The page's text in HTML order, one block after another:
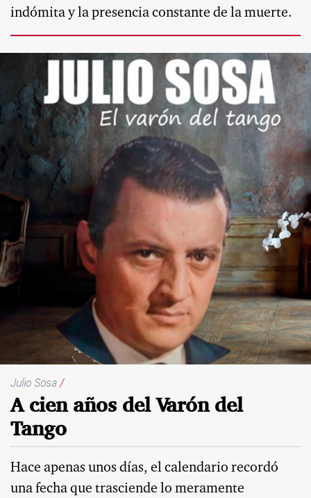
indómita y la presencia constante de la muerte.
Julio Sosa/
A cien años del Varón del
Tango
Hace apenas unos días, el calendario recordó
una fecha que trasciende lo meramente